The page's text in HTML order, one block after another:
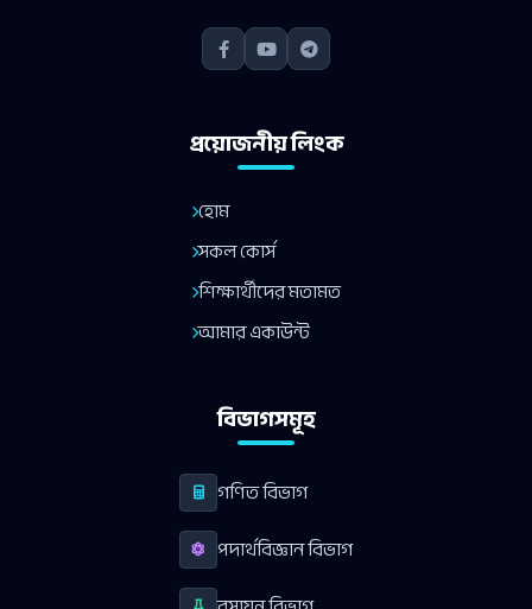
প্রয়োজনীয় লিংক
হোম
সকল কোর্স
শিক্ষার্থীদের মতামত
আমার একাউন্ট
বিভাগসমূহ
গণিত বিভাগ
পদার্থবিজ্ঞান বিভাগ